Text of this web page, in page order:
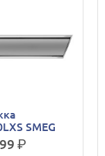
SMEG
р.